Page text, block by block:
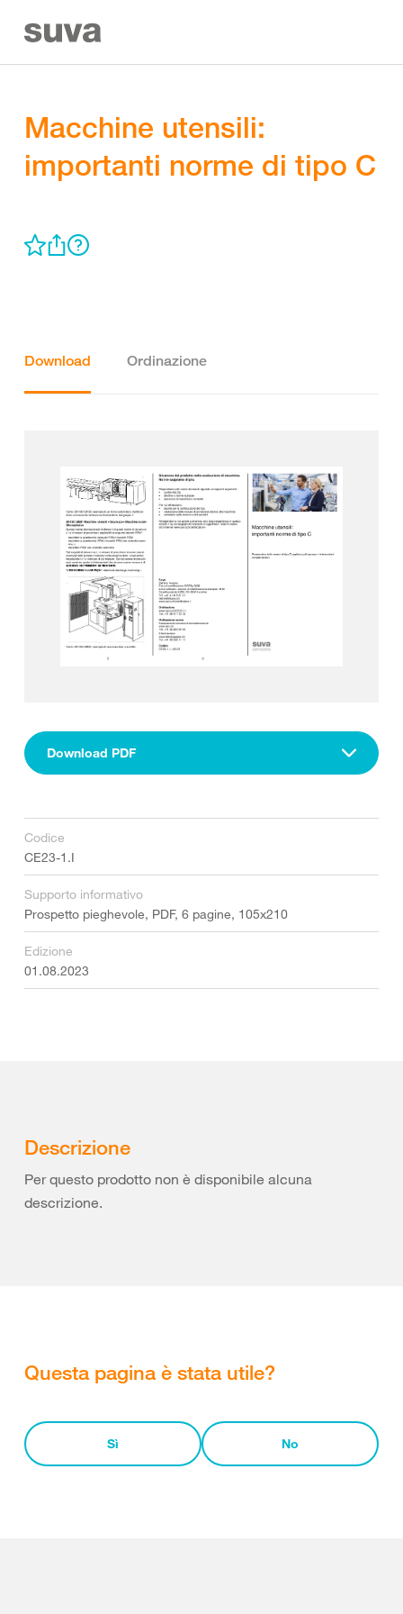
Macchine utensili:
importanti norme di tipo C
Download Ordinazione
Download PDF
Codice
CE23-1.I
Supporto informativo
Prospetto pieghevole, PDF, 6 pagine, 105x210
Edizione
01.08.2023
Descrizione
Per questo prodotto non è disponibile alcuna
descrizione.
Questa pagina è stata utile?
Sì No